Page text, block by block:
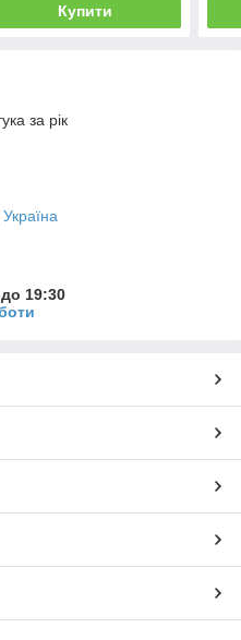
Купити
за рік
19:30